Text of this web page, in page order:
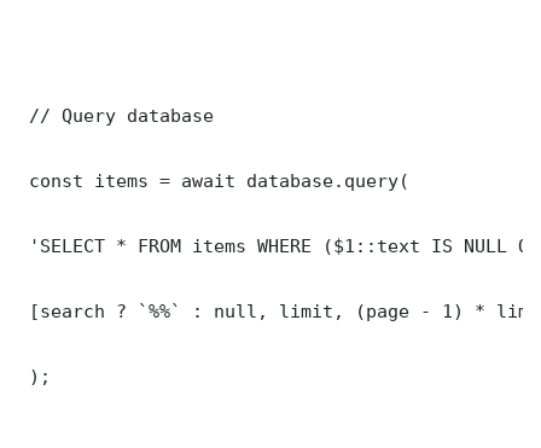
// Query database
const items = await database.query(
'SELECT * FROM items WHERE ($1::text IS NULL
[search ? `%%` : null, limit, (page - 1) *
);